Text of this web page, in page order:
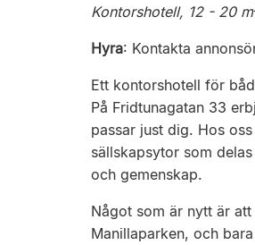
Kontorshotell, 12 - 20 m
Hyra: Kontakta
Ett kontorshotell för
På Fridtunagatan 33
passar just dig. Hos
sällskapsytor som
och gemenskap.
Något som är nytt är
Manillaparken, och